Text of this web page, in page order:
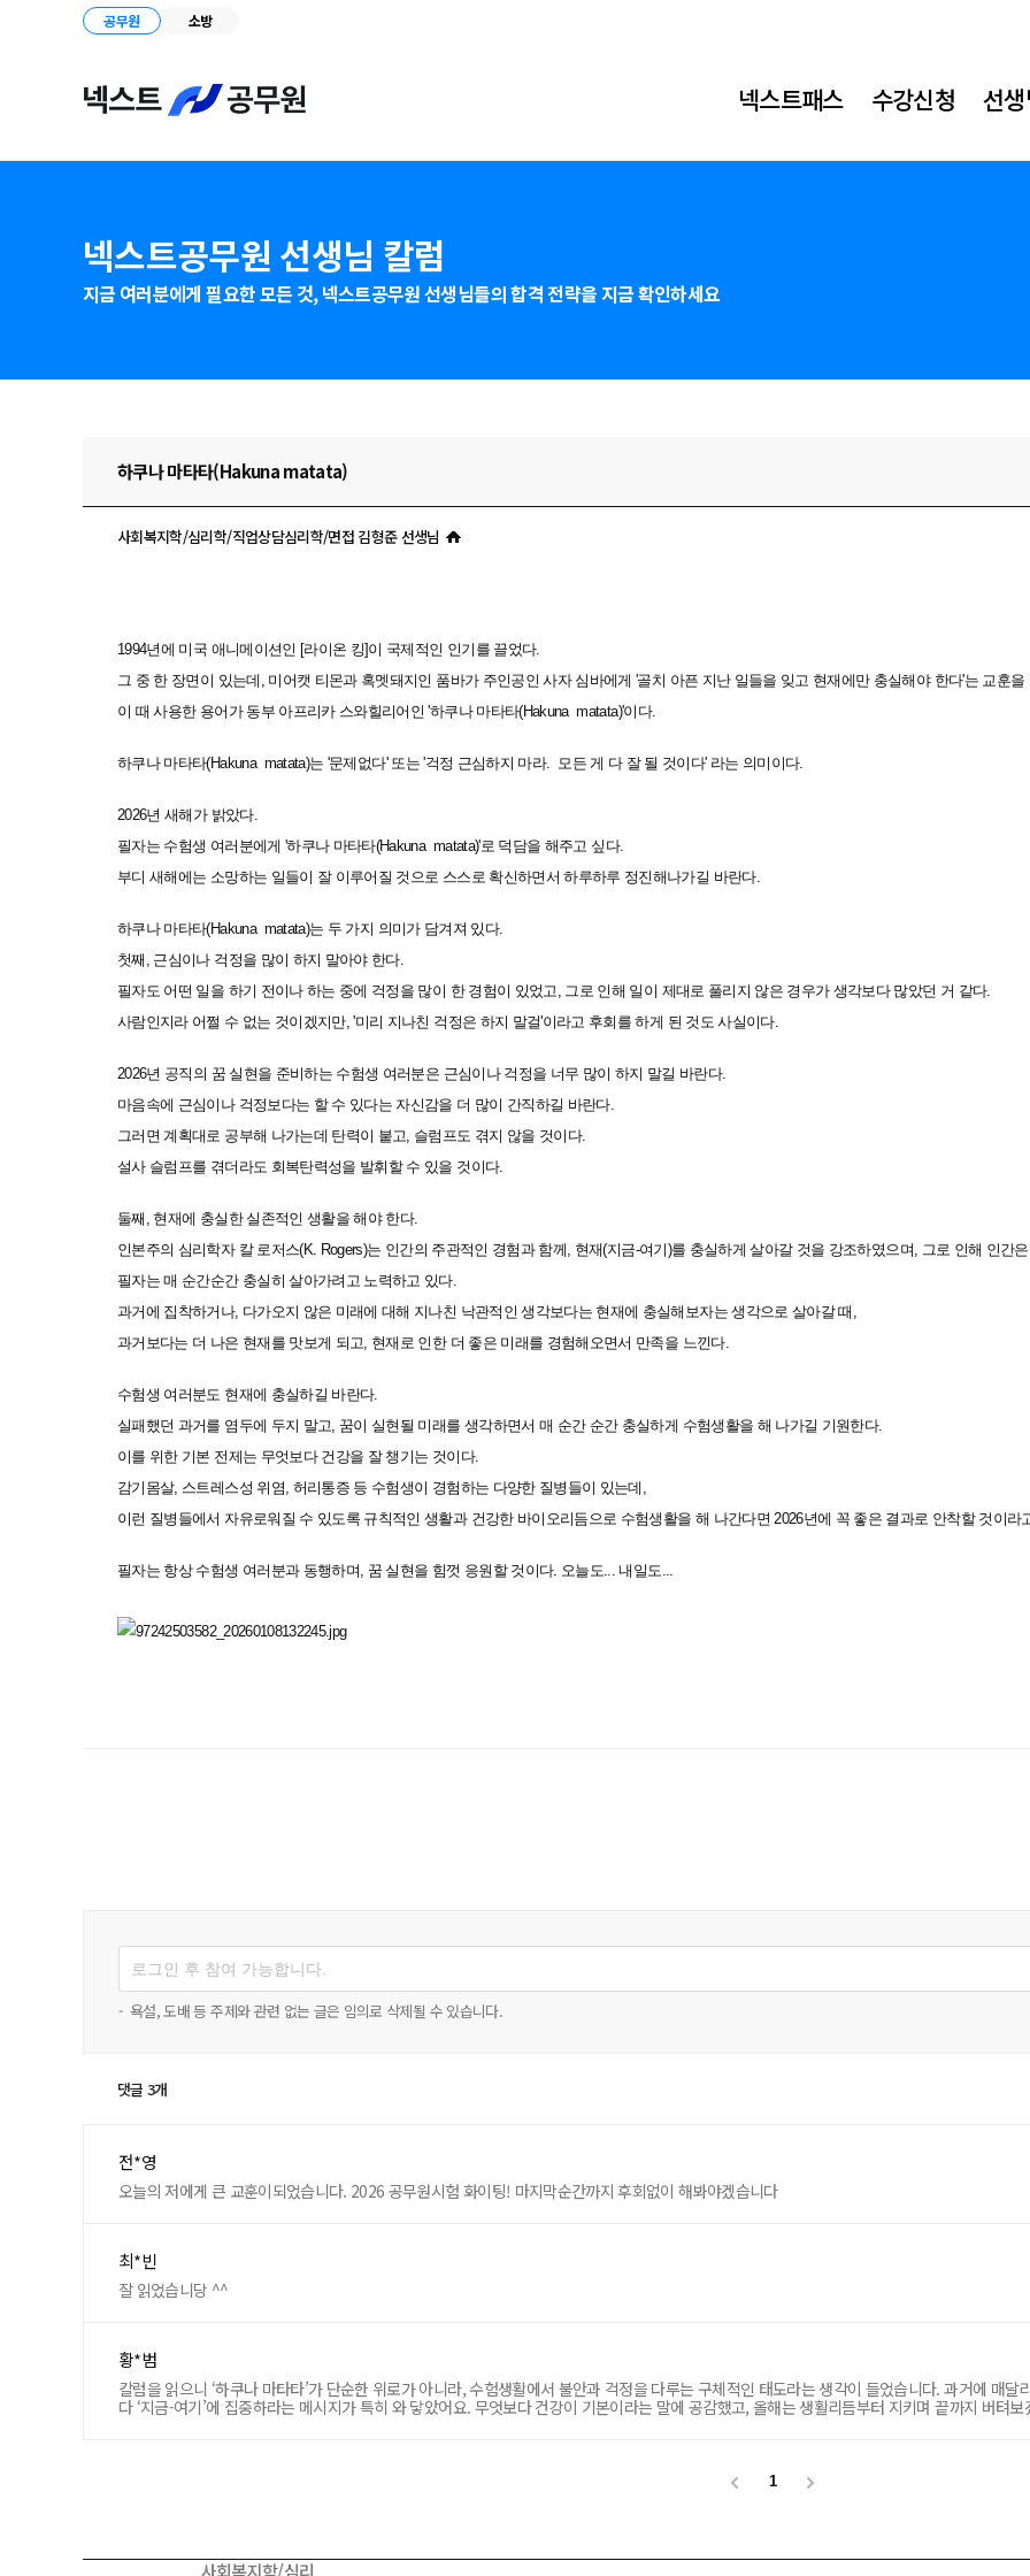
공무원 소방
넥스트패스 수강신청 선
넥스트공무원 선생님 칼럼
지금 여러분에게 필요한 모든 것,넥스트공무원 선생님들의 합격 전략을 지금 확인하세요
하쿠나 마타타(Hakuna matata)
사회복지학/심리학/직업상담심리학/면접 김형준 선생님
1994년에 미국 애니메이션인 [라이온 킹]이 국제적인 인기를 끌었다.
그 중 한 장면이 있는데, 미어캣 티몬과 혹멧돼지인 품바가 주인공인 사자 심바에게 '골치 아픈 지난 일들을 잊고 현재에만 충실해야 한다'는 교훈
이 때 사용한 용어가 동부 아프리카 스와힐리어인 '하쿠나 마타타(Hakuna matata)'이다.
하쿠나 마타타(Hakuna matata)는 '문제없다' 또는 '걱정 근심하지 마라. 모든 게 다 잘 될 것이다' 라는 의미이다.
2026년 새해가 밝았다.
필자는 수험생 여러분에게 '하쿠나 마타타(Hakuna matata)'로 덕담을 해주고 싶다.
부디 새해에는 소망하는 일들이 잘 이루어질 것으로 스스로 확신하면서 하루하루 정진해나가길 바란다.
하쿠나 마타타(Hakuna matata)는 두 가지 의미가 담겨져 있다.
첫째, 근심이나 걱정을 많이 하지 말아야 한다.
필자도 어떤 일을 하기 전이나 하는 중에 걱정을 많이 한 경험이 있었고, 그로 인해 일이 제대로 풀리지 않은 경우가 생각보다 많았던 거 같다.
사람인지라 어쩔 수 없는 것이겠지만, '미리 지나친 걱정은 하지 말걸'이라고 후회를 하게 된 것도 사실이다.
2026년 공직의 꿈 실현을 준비하는 수험생 여러분은 근심이나 걱정을 너무 많이 하지 말길 바란다.
마음속에 근심이나 걱정보다는 할 수 있다는 자신감을 더 많이 간직하길 바란다.
그러면 계획대로 공부해 나가는데 탄력이 붙고, 슬럼프도 겪지 않을 것이다.
설사 슬럼프를 겪더라도 회복탄력성을 발휘할 수 있을 것이다.
둘째, 현재에 충실한 실존적인 생활을 해야 한다.
인본주의 심리학자 칼 로저스(K. Rogers)는 인간의 주관적인 경험과 함께, 현재(지금-여기)를 충실하게 살아갈 것을 강조하였으며, 그로 인해 인간
필자는 매 순간순간 충실히 살아가려고 노력하고 있다.
과거에 집착하거나, 다가오지 않은 미래에 대해 지나친 낙관적인 생각보다는 현재에 충실해보자는 생각으로 살아갈 때,
과거보다는 더 나은 현재를 맛보게 되고, 현재로 인한 더 좋은 미래를 경험해오면서 만족을 느낀다.
수험생 여러분도 현재에 충실하길 바란다.
실패했던 과거를 염두에 두지 말고, 꿈이 실현될 미래를 생각하면서 매 순간 순간 충실하게 수험생활을 해 나가길 기원한다.
이를 위한 기본 전제는 무엇보다 건강을 잘 챙기는 것이다.
감기몸살, 스트레스성 위염, 허리통증 등 수험생이 경험하는 다양한 질병들이 있는데,
이런 질병들에서 자유로워질 수 있도록 규칙적인 생활과 건강한 바이오리듬으로 수험생활을 해 나간다면 2026년에 꼭 좋은 결과로 안착할 것이라
필자는 항상 수험생 여러분과 동행하며, 꿈 실현을 힘껏 응원할 것이다. 오늘도... 내일도...
- 욕설, 도배 등 주제와 관련 없는 글은 임의로 삭제될 수 있습니다.
댓글 3개
전*영
오늘의 저에게 큰 교훈이되었습니다. 2026 공무원시험 화이팅! 마지막순간까지 후회없이 해봐야겠습니다
최*빈
잘 읽었습니당 ^^
황*범
칼럼을 읽으니 ‘하쿠나 마타타’가 단순한 위로가 아니라, 수험생활에서 불안과 걱정을 다루는 구체적인 태도라는 생각이 들었습니다. 과거에 매달
다 ‘지금-여기’에 집중하라는 메시지가 특히 와 닿았어요. 무엇보다 건강이 기본이라는 말에 공감했고, 올해는 생활리듬부터 지키며 끝까지 버텨보
1
사회복지학/심리